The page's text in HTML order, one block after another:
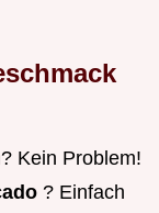
Kein Problem!
? Einfach